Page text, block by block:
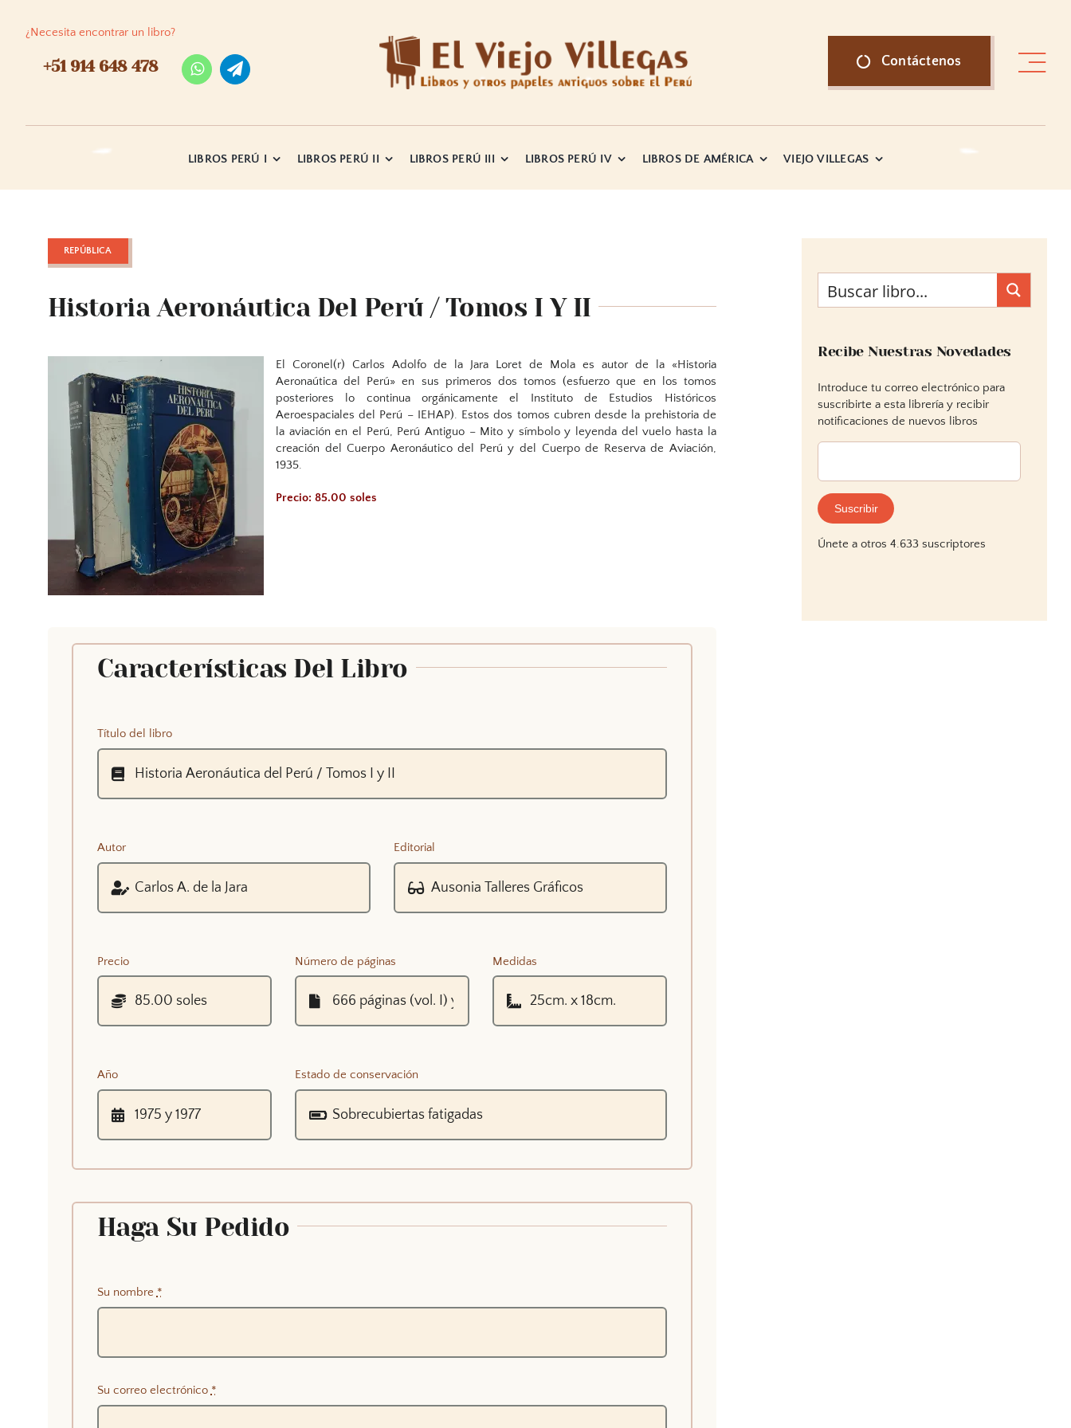
content
¿Necesita encontrar un libro?
+51 914 648 478 Contáctenos
LIBROS PERÚ I LIBROS PERÚ II LIBROS PERÚ III LIBROS PERÚ IV LIBROS DE AMÉRICA VIEJO VILLEGAS
REPÚBLICA
Historia Aeronáutica Del Perú / Tomos I Y II
El Coronel(r) Carlos Adolfo de la Jara Loret de Mola es autor de la «Historia
Aeronaútica del Perú» en sus primeros dos tomos (esfuerzo que en los tomos
posteriores lo continua orgánicamente el Instituto de Estudios Históricos
Aeroespaciales del Perú – IEHAP). Estos dos tomos cubren desde la prehistoria de
la aviación en el Perú, Perú Antiguo – Mito y símbolo y leyenda del vuelo hasta la
creación del Cuerpo Aeronáutico del Perú y del Cuerpo de Reserva de Aviación,
1935.
Precio: 85.00 soles
Características Del Libro
Título del libro
Autor Editorial
Precio Número de páginas Medidas
Año Estado de conservación
Haga Su Pedido
Su nombre *
Su correo electrónico *
Recibe Nuestras Novedades
Introduce tu correo electrónico para
suscribirte a esta librería y recibir
notificaciones de nuevos libros
Dirección
correo
electrónico:
Suscribir
Únete a otros 4.633 suscriptores